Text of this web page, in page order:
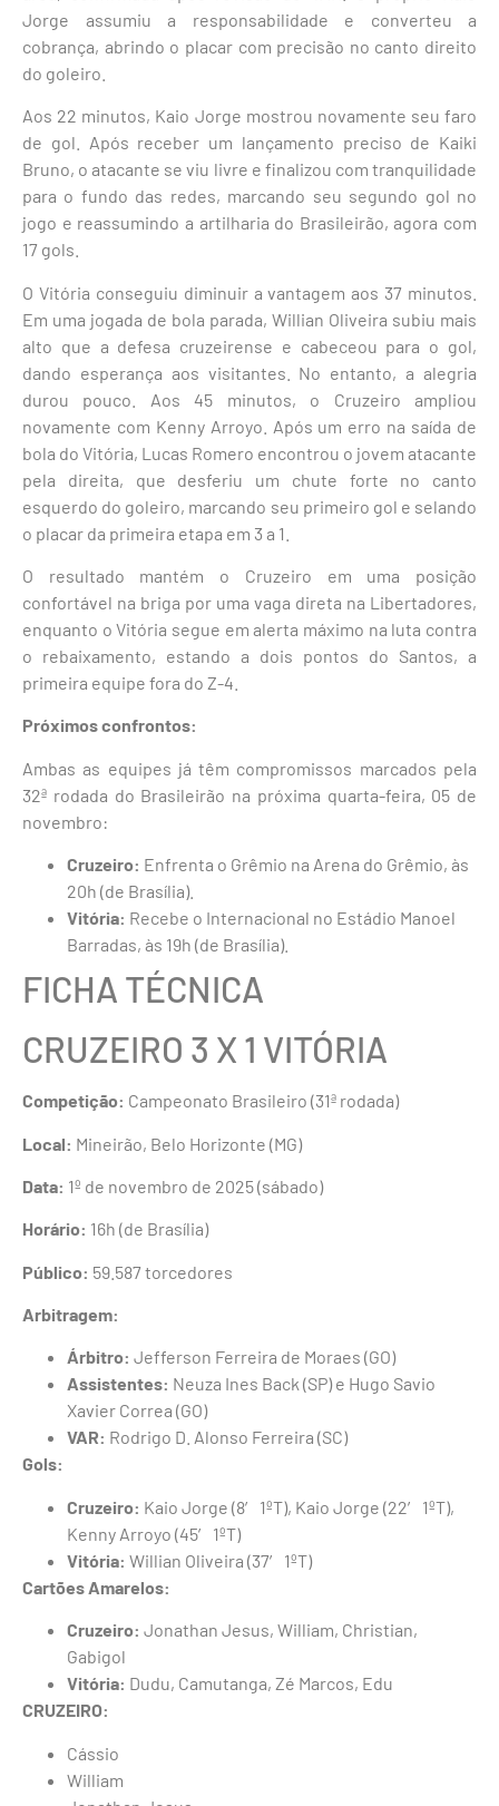
Jorge assumiu a responsabilidade e converteu a
cobrança, abrindo o placar com precisão no canto direito
do goleiro.
Aos 22 minutos, Kaio Jorge mostrou novamente seu faro
de gol. Após receber um lançamento preciso de Kaiki
Bruno, o atacante se viu livre e finalizou com tranquilidade
para o fundo das redes, marcando seu segundo gol no
jogo e reassumindo a artilharia do Brasileirão, agora com
17 gols.
O Vitória conseguiu diminuir a vantagem aos 37 minutos.
Em uma jogada de bola parada, Willian Oliveira subiu mais
alto que a defesa cruzeirense e cabeceou para o gol,
dando esperança aos visitantes. No entanto, a alegria
durou pouco. Aos 45 minutos, o Cruzeiro ampliou
novamente com Kenny Arroyo. Após um erro na saída de
bola do Vitória, Lucas Romero encontrou o jovem atacante
pela direita, que desferiu um chute forte no canto
esquerdo do goleiro, marcando seu primeiro gol e selando
o placar da primeira etapa em 3 a 1.
O resultado mantém o Cruzeiro em uma posição
confortável na briga por uma vaga direta na Libertadores,
enquanto o Vitória segue em alerta máximo na luta contra
o rebaixamento, estando a dois pontos do Santos, a
primeira equipe fora do Z-4.
Próximos confrontos:
Ambas as equipes já têm compromissos marcados pela
32ª rodada do Brasileirão na próxima quarta-feira, 05 de
novembro:
Cruzeiro: Enfrenta o Grêmio na Arena do Grêmio, às
20h (de Brasília).
Vitória: Recebe o Internacional no Estádio Manoel
Barradas, às 19h (de Brasília).
FICHA TÉCNICA
CRUZEIRO 3 X 1 VITÓRIA
Competição: Campeonato Brasileiro (31ª rodada)
Local: Mineirão, Belo Horizonte (MG)
Data: 1º de novembro de 2025 (sábado)
Horário: 16h (de Brasília)
Público: 59.587 torcedores
Arbitragem:
Árbitro: Jefferson Ferreira de Moraes (GO)
Assistentes: Neuza Ines Back (SP) e Hugo Savio
Xavier Correa (GO)
VAR: Rodrigo D. Alonso Ferreira (SC)
Gols:
Cruzeiro: Kaio Jorge (8′ 1ºT), Kaio Jorge (22′ 1ºT),
Kenny Arroyo (45′ 1ºT)
Vitória: Willian Oliveira (37′ 1ºT)
Cartões Amarelos:
Cruzeiro: Jonathan Jesus, William, Christian,
Gabigol
Vitória: Dudu, Camutanga, Zé Marcos, Edu
CRUZEIRO:
Cássio
William